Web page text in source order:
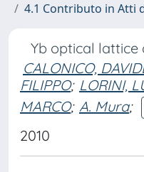
4.1 Contributo in Atti
Yb optical lattice
CALONICO,
FILIPPO; LORINI,
MARCO; A. Mura;
2010